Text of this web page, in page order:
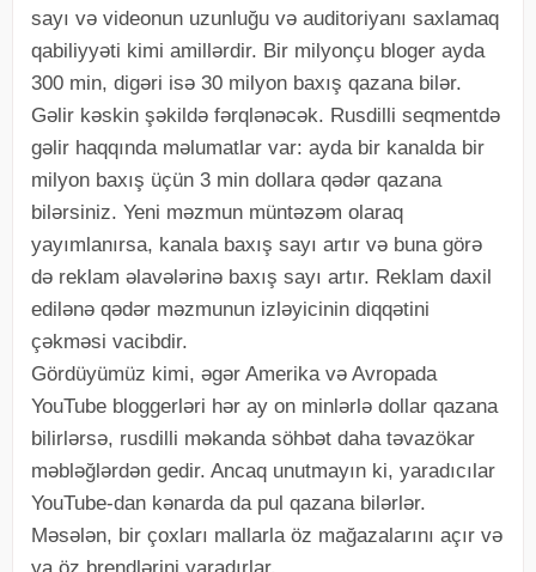
sayı və videonun uzunluğu və auditoriyanı saxlamaq
qabiliyyəti kimi amillərdir. Bir milyonçu bloger ayda
300 min, digəri isə 30 milyon baxış qazana bilər.
Gəlir kəskin şəkildə fərqlənəcək. Rusdilli seqmentdə
gəlir haqqında məlumatlar var: ayda bir kanalda bir
milyon baxış üçün 3 min dollara qədər qazana
bilərsiniz. Yeni məzmun müntəzəm olaraq
yayımlanırsa, kanala baxış sayı artır və buna görə
də reklam əlavələrinə baxış sayı artır. Reklam daxil
edilənə qədər məzmunun izləyicinin diqqətini
çəkməsi vacibdir.
Gördüyümüz kimi, əgər Amerika və Avropada
YouTube bloggerləri hər ay on minlərlə dollar qazana
bilirlərsə, rusdilli məkanda söhbət daha təvazökar
məbləğlərdən gedir. Ancaq unutmayın ki, yaradıcılar
YouTube-dan kənarda da pul qazana bilərlər.
Məsələn, bir çoxları mallarla öz mağazalarını açır və